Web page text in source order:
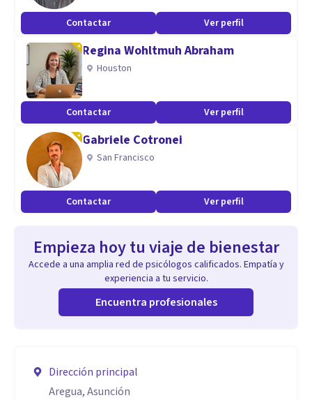
Contactar Ver perfil
Regina Wohltmuh Abraham
Houston
Contactar Ver perfil
Gabriele Cotronei
San Francisco
Contactar Ver perfil
Empieza hoy tu viaje de bienestar
Accede a una amplia red de psicólogos calificados. Empatía y
experiencia a tu servicio.
Encuentra profesionales
Dirección principal
Aregua, Asunción